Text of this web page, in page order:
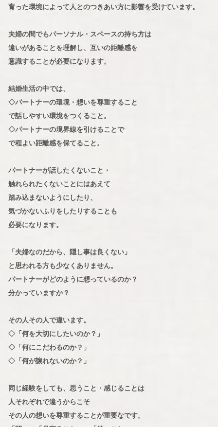
育った環境によって人とのつきあい方に影響を受けています。
夫婦の間でもパーソナル・スペースの持ち方は
違いがあることを理解し、互いの距離感を
意識することが必要になります。
結婚生活の中では、
◇パートナーの環境・想いを尊重すること
で話しやすい環境をつくること。
◇パートナーの境界線を引けることで
で程よい距離感を保てること。
パートナーが話したくないこと・
触れられたくないことにはあえて
踏み込まないようにしたり、
気づかないふりをしたりすることも
必要になります。
「夫婦なのだから、隠し事は良くない」
と思われる方も少なくありません。
パートナーがどのように想っているのか？
分かっていますか？
その人その人で違います。
◇「何を大切にしたいのか？」
◇「何にこだわるのか？」
◇「何が譲れないのか？」
同じ経験をしても、思うこと・感じることは
人それぞれで違うからこそ
その人の想いを尊重することが重要なです。